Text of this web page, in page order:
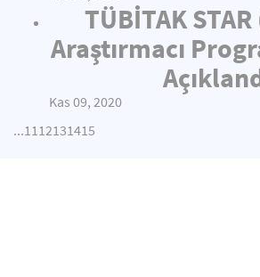
TÜBİTAK
Araştırmacı
Kas 09, 2020
...1112131415